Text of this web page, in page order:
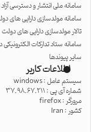
سامانه ملی انتشار و دسترسی
سامانه مولدسازی دارایی های
تالار مولدسازی دارایی های دولت
سامانه ستاد تدارکات
سایر پیوندها
اطلاعات کاربر
سیستم عامل :windows
شماره آی پی : 37.98.67.211
مرورگر :firefox
کشور : Iran